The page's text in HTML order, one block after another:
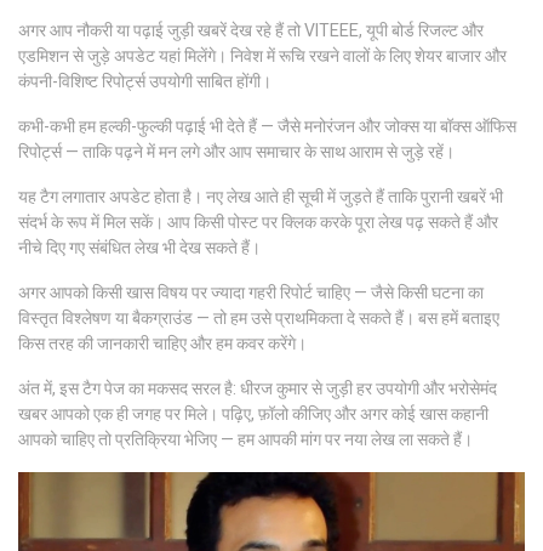
अगर आप नौकरी या पढ़ाई जुड़ी खबरें देख रहे हैं तो VITEEE, यूपी बोर्ड रिजल्ट और
एडमिशन से जुड़े अपडेट यहां मिलेंगे। निवेश में रूचि रखने वालों के लिए शेयर बाजार और
कंपनी-विशिष्ट रिपोर्ट्स उपयोगी साबित होंगी।
कभी-कभी हम हल्की-फुल्की पढ़ाई भी देते हैं — जैसे मनोरंजन और जोक्स या बॉक्स ऑफिस
रिपोर्ट्स — ताकि पढ़ने में मन लगे और आप समाचार के साथ आराम से जुड़े रहें।
यह टैग लगातार अपडेट होता है। नए लेख आते ही सूची में जुड़ते हैं ताकि पुरानी खबरें भी
संदर्भ के रूप में मिल सकें। आप किसी पोस्ट पर क्लिक करके पूरा लेख पढ़ सकते हैं और
नीचे दिए गए संबंधित लेख भी देख सकते हैं।
अगर आपको किसी खास विषय पर ज्यादा गहरी रिपोर्ट चाहिए — जैसे किसी घटना का
विस्तृत विश्लेषण या बैकग्राउंड — तो हम उसे प्राथमिकता दे सकते हैं। बस हमें बताइए
किस तरह की जानकारी चाहिए और हम कवर करेंगे।
अंत में, इस टैग पेज का मकसद सरल है: धीरज कुमार से जुड़ी हर उपयोगी और भरोसेमंद
खबर आपको एक ही जगह पर मिले। पढ़िए, फ़ॉलो कीजिए और अगर कोई खास कहानी
आपको चाहिए तो प्रतिक्रिया भेजिए — हम आपकी मांग पर नया लेख ला सकते हैं।